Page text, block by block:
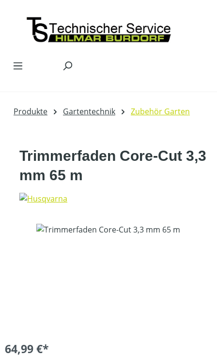
Produkte Gartentechnik Zubehör Garten
Trimmerfaden Core-Cut 3,3
mm 65 m
Bildergalerie überspringen
64,99 €*